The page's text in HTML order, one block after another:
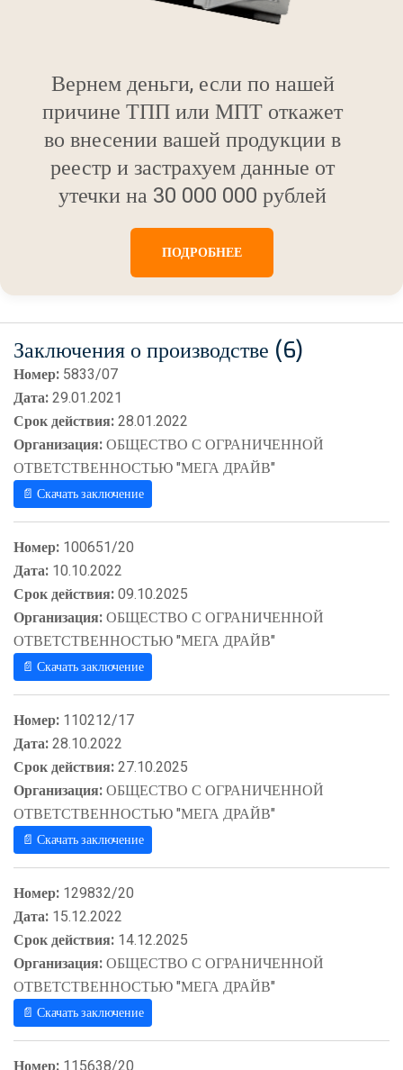
Вернем деньги, если по нашей
причине ТПП или МПТ откажет
во внесении вашей продукции в
реестр и застрахуем данные от
утечки на 30 000 000 рублей
ПОДРОБНЕЕ
Заключения о производстве (6)
Номер: 5833/07
Дата:29.01.2021
Срок действия:28.01.2022
Организация:ОБЩЕСТВО С ОГРАНИЧЕННОЙ
ОТВЕТСТВЕННОСТЬЮ "МЕГА ДРАЙВ"
📄 Скачать заключение
Номер: 100651/20
Дата: 10.10.2022
Срок действия:09.10.2025
Организация:ОБЩЕСТВО С ОГРАНИЧЕННОЙ
ОТВЕТСТВЕННОСТЬЮ "МЕГА ДРАЙВ"
📄 Скачать заключение
Номер: 110212/17
Дата:28.10.2022
Срок действия:27.10.2025
Организация:ОБЩЕСТВО С ОГРАНИЧЕННОЙ
ОТВЕТСТВЕННОСТЬЮ "МЕГА ДРАЙВ"
📄 Скачать заключение
Номер: 129832/20
Дата: 15.12.2022
Срок действия: 14.12.2025
Организация:ОБЩЕСТВО С ОГРАНИЧЕННОЙ
ОТВЕТСТВЕННОСТЬЮ "МЕГА ДРАЙВ"
📄 Скачать заключение